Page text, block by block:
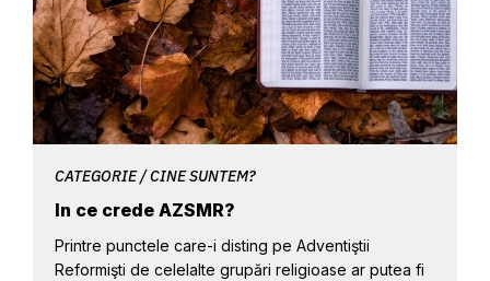
CATEGORIE / CINE SUNTEM?
In ce crede AZSMR?
Printre punctele care-i disting pe Adventiştii
Reformişti de celelalte grupări religioase ar putea fi